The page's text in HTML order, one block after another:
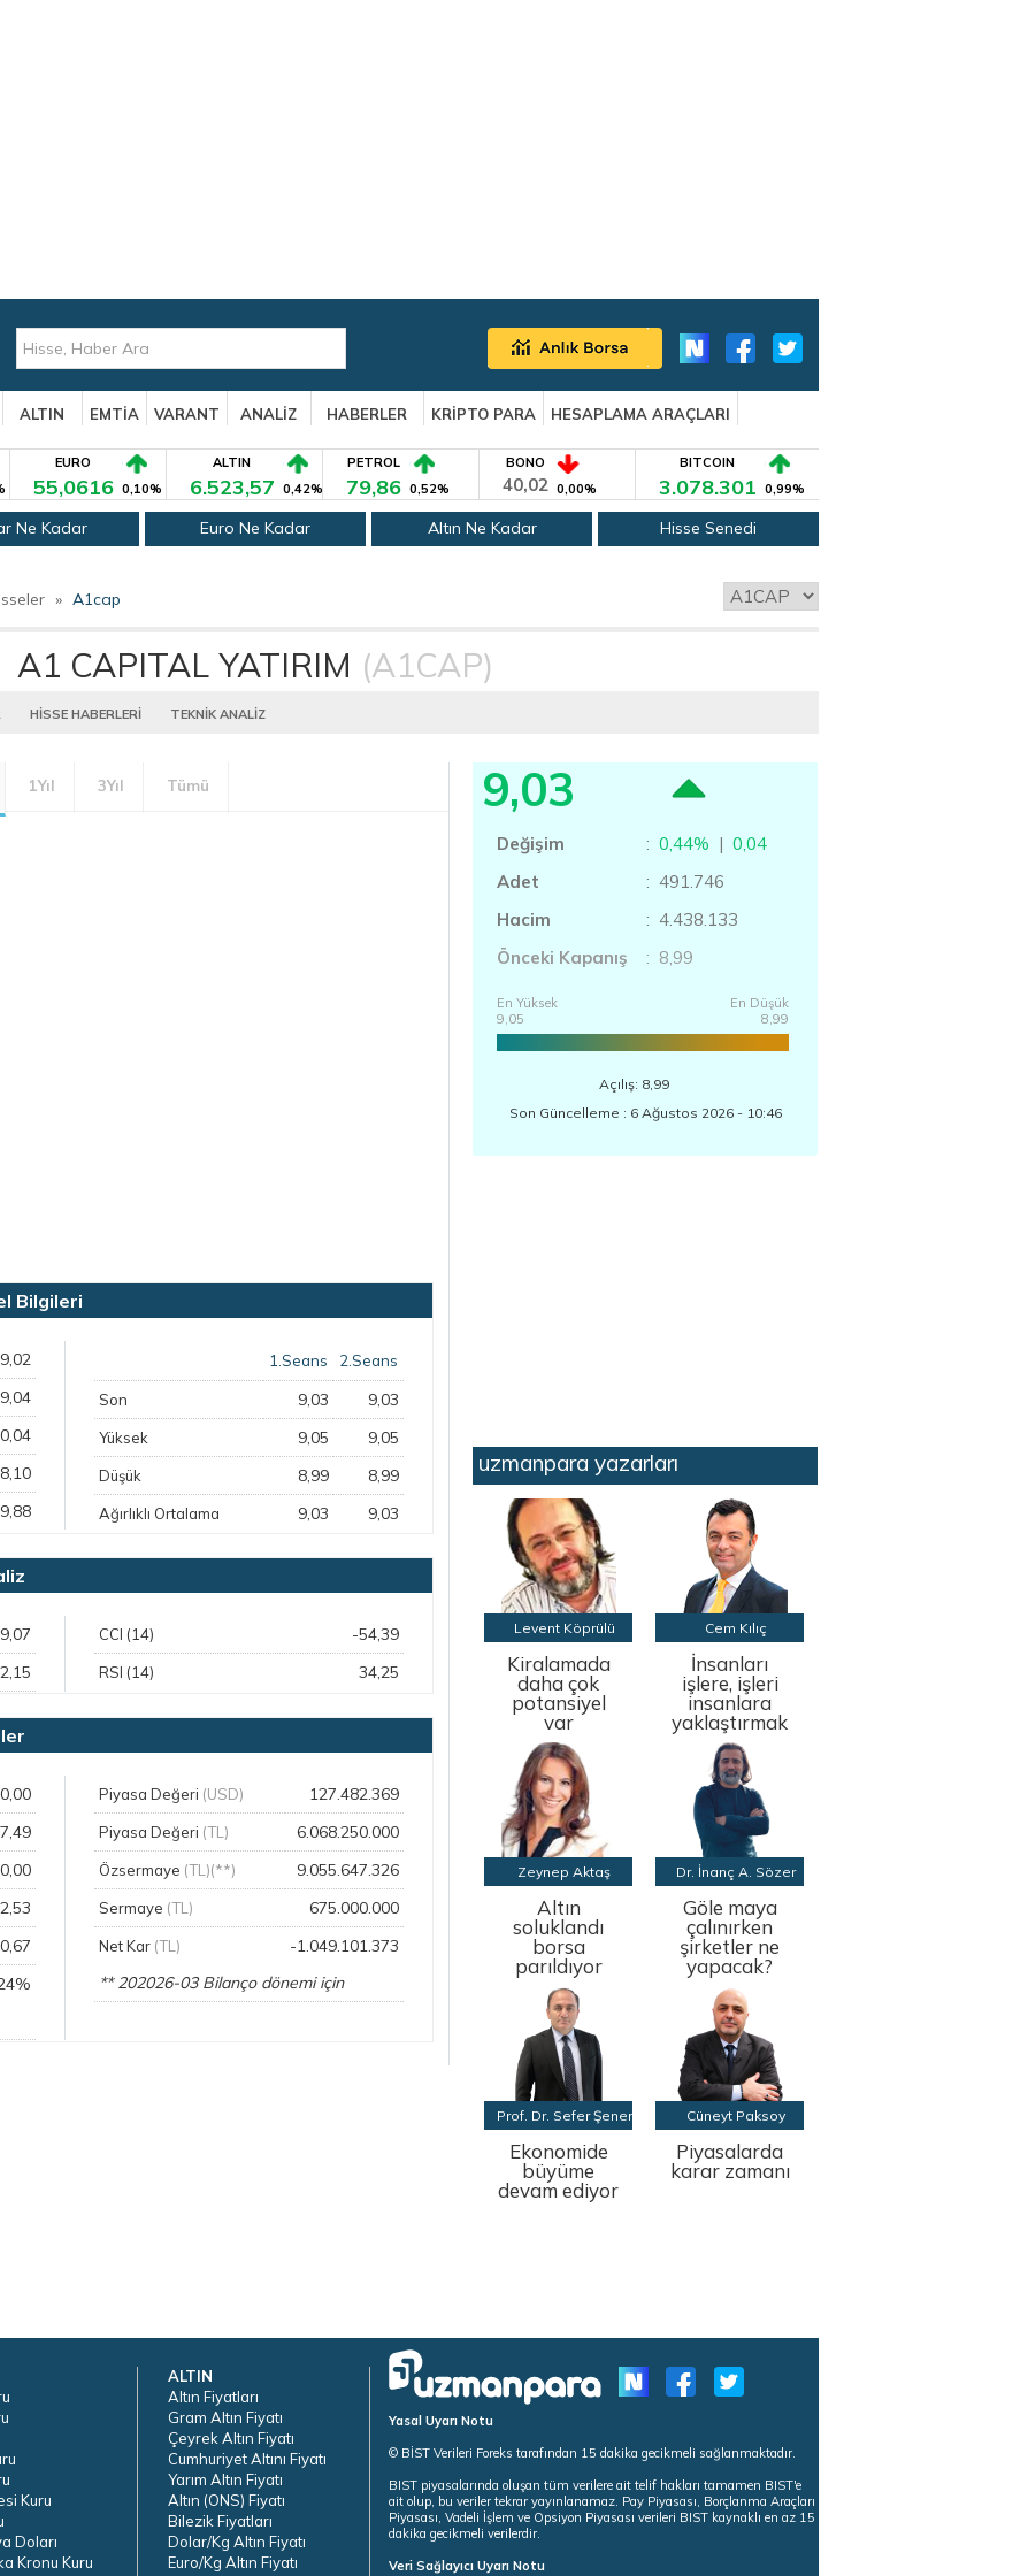
ALTIN EMTİA VARANT ANALİZ HABERLER KRİPTO PARA
HESAPLAMA ARAÇLARI
EURO
55,0616 0,10%
ALTIN
6.523,57 0,42%
PETROL
79,86 0,52%
BONO
40,02 0,00%
BITCOIN
3.078.301 0,99%
Ne Kadar Euro Ne Kadar Altın Ne Kadar Hisse Senedi
» A1cap
A1 CAPITAL YATIRIM (A1CAP)
HİSSE HABERLERİ TEKNİK ANALİZ
1Yıl 3Yıl Tümü
Bilgileri
9,02
9,04
0,04
8,10
9,88
1.Seans 2.Seans
Son 9,03 9,03
Yüksek 9,05 9,05
Düşük 8,99 8,99
Ağırlıklı Ortalama 9,03 9,03
9,07 CCI (14) -54,39
RSI (14) 34,25
0,00
0,00
2,53
0,67
Piyasa Değeri (USD) 127.482.369
Piyasa Değeri (TL) 6.068.250.000
Özsermaye (TL)(**) 9.055.647.326
Sermaye (TL) 675.000.000
Net Kar (TL)
-1.049.101.373
** 202026-03 Bilanço dönemi için
9,03
Değişim : 0,44% | 0,04
Adet
: 491.746
Hacim
: 4.438.133
Önceki Kapanış
: 8,99
En Yüksek
9,05
En Düşük
8,99
Açılış: 8,99
Son Güncelleme : 6 Ağustos 2026 - 10:46
uzmanpara yazarları
Levent Köprülü
Kiralamada
daha çok
potansiyel
var
Cem Kılıç
İnsanları
işlere, işleri
insanlara
yaklaştırmak
Zeynep Aktaş
Altın
soluklandı
borsa
parıldıyor
Dr. İnanç A. Sözer
Göle maya
çalınırken
şirketler ne
yapacak?
Prof. Dr. Sefer Şener
Ekonomide
büyüme
devam ediyor
Cüneyt Paksoy
Piyasalarda
karar zamanı
Kuru
Doları
Kronu Kuru
ALTIN
Altın Fiyatları
Gram Altın Fiyatı
Çeyrek Altın Fiyatı
Cumhuriyet Altını Fiyatı
Yarım Altın Fiyatı
Altın (ONS) Fiyatı
Bilezik Fiyatları
Dolar/Kg Altın Fiyatı
Euro/Kg Altın Fiyatı
Yasal Uyarı Notu
© BİST Verileri Foreks tarafından 15 dakika gecikmeli sağlanmaktadır.
BIST piyasalarında oluşan tüm verilere ait telif hakları tamamen BIST'e
ait olup, bu veriler tekrar yayınlanamaz. Pay Piyasası, Borçlanma Araçları
Piyasası, Vadeli İşlem ve Opsiyon Piyasası verileri BIST kaynaklı en az 15
dakika gecikmeli verilerdir.
Veri Sağlayıcı Uyarı Notu